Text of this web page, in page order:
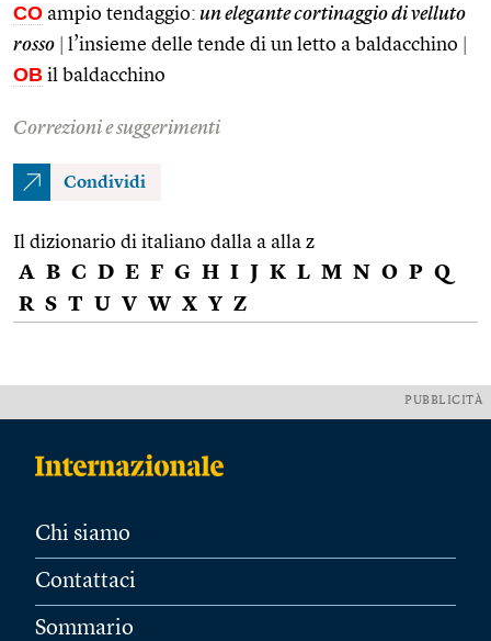
CO ampio tendaggio: un elegante cortinaggio di velluto
rosso
l’insieme delle tende di un letto a baldacchino
OB il baldacchino
Correzioni e suggerimenti
Condividi
Il dizionario di italiano dalla a alla z
A B C D E F G H I J K L M N O P Q
R S T U V W X Y Z
PUBBLICITÀ
Chi siamo
Contattaci
Sommario